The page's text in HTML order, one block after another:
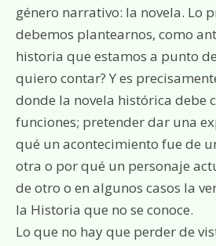
género narrativo: la novela. Lo
debemos plantearnos, como
historia que estamos a punto
quiero contar? Y es
donde la novela histórica debe
funciones; pretender dar una
qué un acontecimiento fue de
otra o por qué un personaje
de otro o en algunos casos la
la Historia que no se conoce.
Lo que no hay que perder de